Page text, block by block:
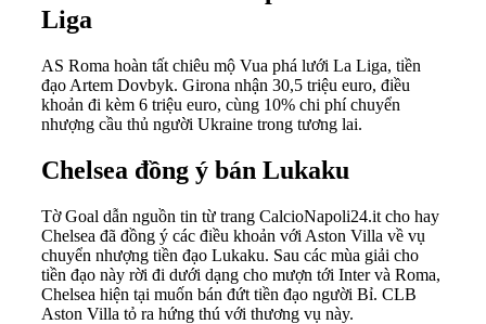
Liga
AS Roma hoàn tất chiêu mộ Vua phá lưới La Liga, tiền
đạo Artem Dovbyk. Girona nhận 30,5 triệu euro, điều
khoản đi kèm 6 triệu euro, cùng 10% chi phí chuyển
nhượng cầu thủ người Ukraine trong tương lai.
Chelsea đồng ý bán Lukaku
Tờ Goal dẫn nguồn tin từ trang CalcioNapoli24.it cho hay
Chelsea đã đồng ý các điều khoản với Aston Villa về vụ
chuyển nhượng tiền đạo Lukaku. Sau các mùa giải cho
tiền đạo này rời đi dưới dạng cho mượn tới Inter và Roma,
Chelsea hiện tại muốn bán đứt tiền đạo người Bỉ. CLB
Aston Villa tỏ ra hứng thú với thương vụ này.